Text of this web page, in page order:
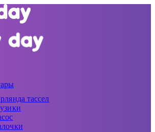
тассел